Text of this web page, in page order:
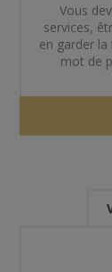
Vous
services,
en garder
mot de